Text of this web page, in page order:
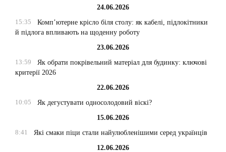
24.06.2026
15:35
Комп’ютерне крісло біля столу: як кабелі, підлокітники
й підлога впливають на щоденну роботу
23.06.2026
13:59
Як обрати покрівельний матеріал для будинку: ключові
критерії 2026
22.06.2026
10:05
Як дегустувати односолодовий віскі?
15.06.2026
8:41
Які смаки піци стали найулюбленішими серед українців
12.06.2026